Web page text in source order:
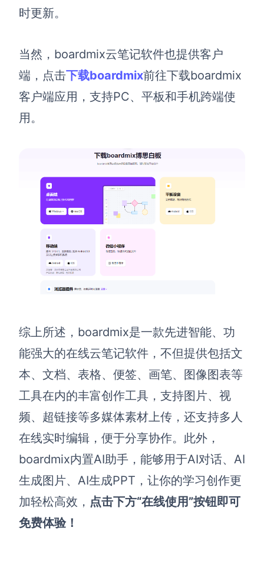
时更新。
当然，boardmix云笔记软件也提供客户
端，点击下载boardmix前往下载boardmix
客户端应用，支持PC、平板和手机跨端使
用。
综上所述，boardmix是一款先进智能、功
能强大的在线云笔记软件，不但提供包括文
本、文档、表格、便签、画笔、图像图表等
工具在内的丰富创作工具，支持图片、视
频、超链接等多媒体素材上传，还支持多人
在线实时编辑，便于分享协作。此外，
boardmix内置AI助手，能够用于AI对话、AI
生成图片、AI生成PPT，让你的学习创作更
加轻松高效， 点击下方“在线使用”按钮即可
免费体验！